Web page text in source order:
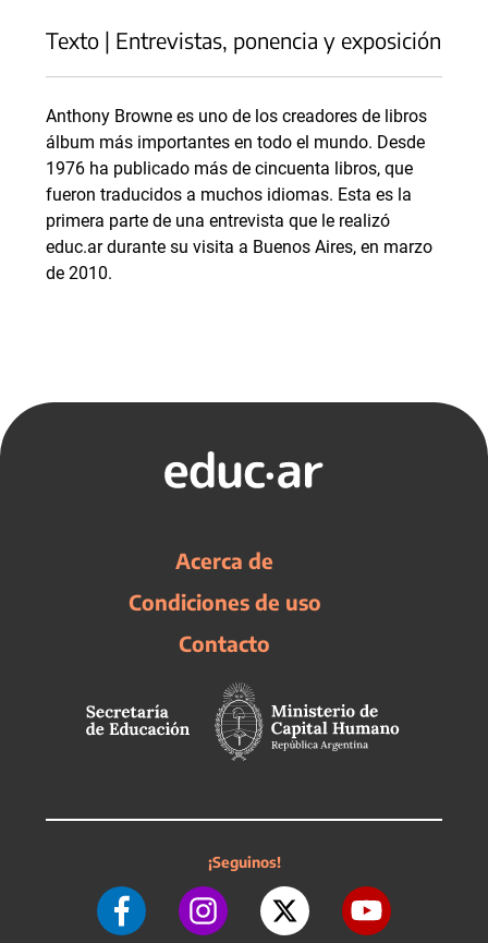
Texto | Entrevistas, ponencia y exposición
Anthony Browne es uno de los creadores de libros
álbum más importantes en todo el mundo. Desde
1976 ha publicado más de cincuenta libros, que
fueron traducidos a muchos idiomas. Esta es la
primera parte de una entrevista que le realizó
educ.ar durante su visita a Buenos Aires, en marzo
de 2010.
Acerca de
Condiciones de uso
Contacto
¡Seguinos!